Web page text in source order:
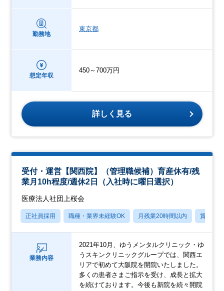
勤務地
東京都
想定年収
450～700万円
詳しく見る
受付・運営【関西院】（管理職候補）育産休有/残
業月10h程度/週休2日（入社時に曜日選択）
医療法人社団上桜会
正社員採用 職種・業界未経験OK 月残業20時間以内 賞与あり
業務内容
2021年10月、ゆうメンタルクリニック・ゆ
うスキンクリニックグループでは、関西エ
リアで初めて大阪院を開院いたしました。
多くの患者さまご指示を受け、成長と拡大
を続けております。今後も新院を続々開院